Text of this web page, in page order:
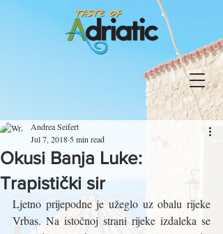
Okusi Banja Luke:
Trapistički sir
Andrea Seifert
Jul 7, 2018 5 min read
Ljetno prijepodne je užeglo uz obalu rijeke
Vrbas. Na istočnoj strani rijeke izdaleka se